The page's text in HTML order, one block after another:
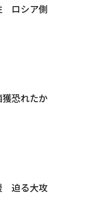
ロシア側
恐れたか
迫る大攻